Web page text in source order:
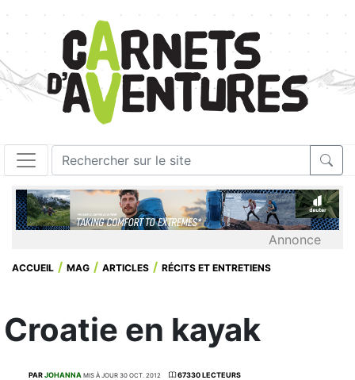
Annonce
ACCUEIL MAG ARTICLES RÉCITS ET ENTRETIENS
Croatie en kayak
PARJOHANNA MIS À JOUR 30 OCT. 2012 67330 LECTEURS